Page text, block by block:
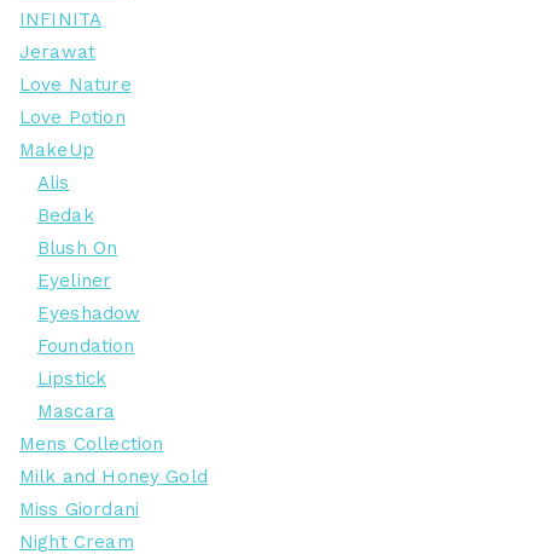
INFINITA
Jerawat
Love Nature
Love Potion
MakeUp
Alis
Bedak
Blush On
Eyeliner
Eyeshadow
Foundation
Lipstick
Mascara
Mens Collection
Milk and Honey Gold
Miss Giordani
Night Cream